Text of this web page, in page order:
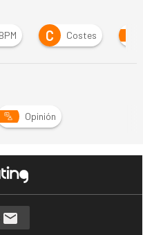
Inteligencia Artificial
Opinión